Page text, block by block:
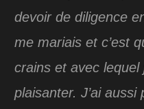
devoir de diligence
me mariais et c’est
crains et avec
plaisanter. J’ai